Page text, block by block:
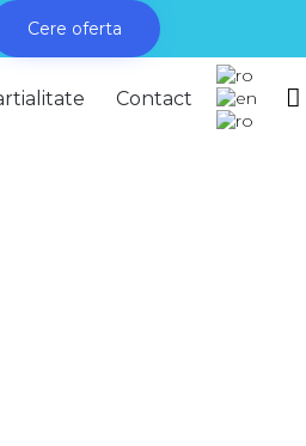
Cere oferta
Contact 